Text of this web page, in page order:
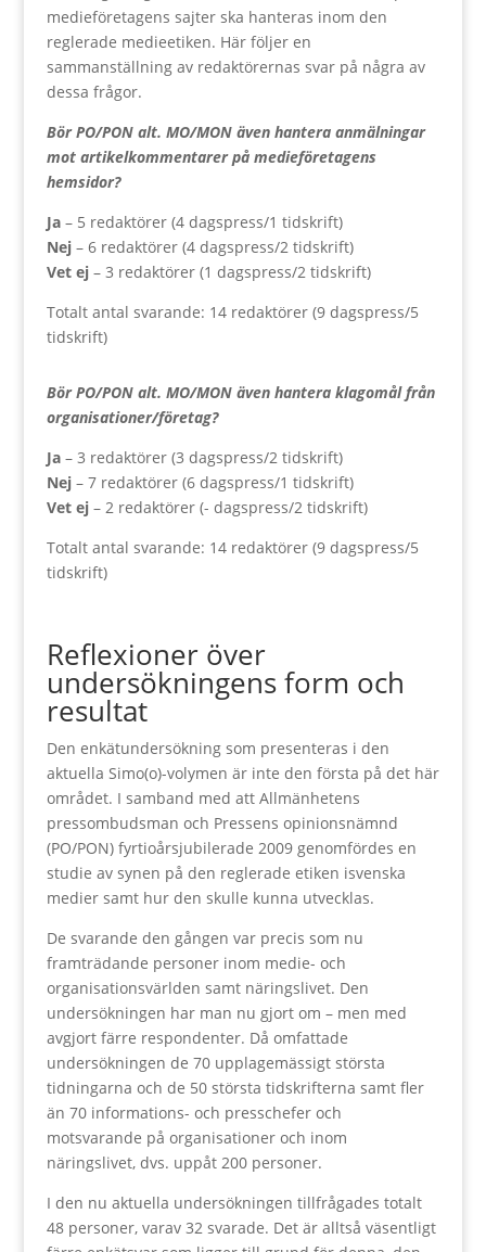
medieföretagens sajter ska hanteras inom den
reglerade medieetiken. Här följer en
sammanställning av redaktörernas svar på några av
dessa frågor.
Bör PO/PON alt. MO/MON även hantera anmälningar
mot artikelkommentarer på medieföretagens
hemsidor?
Ja– 5 redaktörer (4 dagspress/1 tidskrift)
Nej– 6 redaktörer (4 dagspress/2 tidskrift)
Vet ej– 3 redaktörer (1 dagspress/2 tidskrift)
Totalt antal svarande: 14 redaktörer (9 dagspress/5
tidskrift)
Bör PO/PON alt. MO/MON även hantera klagomål från
organisationer/företag?
Ja– 3 redaktörer (3 dagspress/2 tidskrift)
Nej– 7 redaktörer (6 dagspress/1 tidskrift)
Vet ej– 2 redaktörer (- dagspress/2 tidskrift)
Totalt antal svarande: 14 redaktörer (9 dagspress/5
tidskrift)
Reflexioner över
undersökningens form och
resultat
Den enkätundersökning som presenteras i den
aktuella Simo(o)-volymen är inte den första på det här
området. I samband med att Allmänhetens
pressombudsman och Pressens opinionsnämnd
(PO/PON) fyrtioårsjubilerade 2009 genomfördes en
studie av synen på den reglerade etiken isvenska
medier samt hur den skulle kunna utvecklas.
De svarande den gången var precis som nu
framträdande personer inom medie- och
organisationsvärlden samt näringslivet. Den
undersökningen har man nu gjort om – men med
avgjort färre respondenter. Då omfattade
undersökningen de 70 upplagemässigt största
tidningarna och de 50 största tidskrifterna samt fler
än 70 informations- och presschefer och
motsvarande på organisationer och inom
näringslivet, dvs. uppåt 200 personer.
I den nu aktuella undersökningen tillfrågades totalt
48 personer, varav 32 svarade. Det är alltså väsentligt